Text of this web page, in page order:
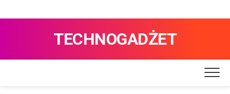
TECHNOGADŻET